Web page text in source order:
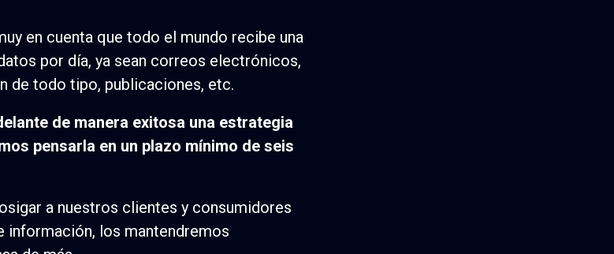
en cuenta que todo el mundo recibe una
por día, ya sean correos electrónicos,
de todo tipo, publicaciones, etc.
de manera exitosa una estrategia
pensarla en un plazo mínimo de seis
a nuestros clientes y consumidores
información, los mantendremos